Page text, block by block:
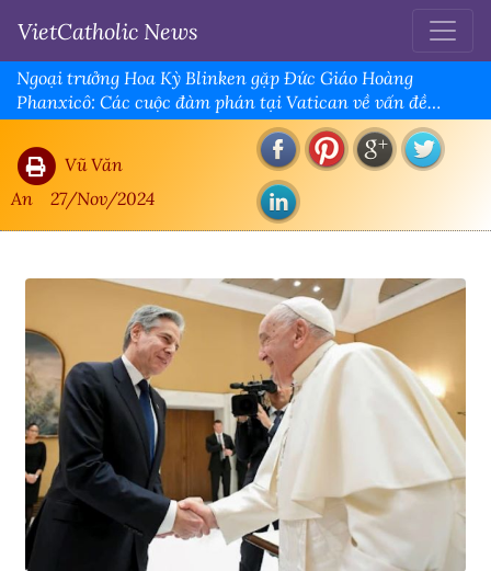
VietCatholic News
Ngoại trưởng Hoa Kỳ Blinken gặp Đức Giáo Hoàng
Phanxicô: Các cuộc đàm phán tại Vatican về vấn đề
Trung Đông và Ukraine
Vũ Văn
An
27/Nov/2024